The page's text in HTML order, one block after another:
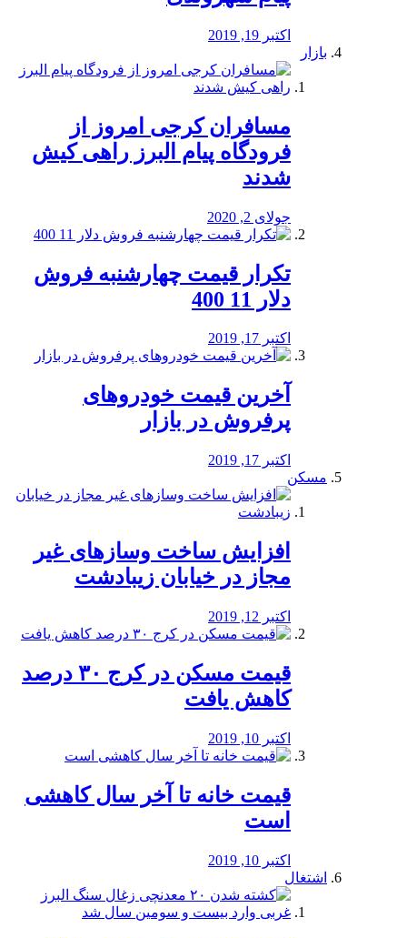
اکتبر 19, 2019
بازار
مسافران کرجی امروز از
فرودگاه پیام البرز راهی کیش
شدند
جولای 2, 2020
تکرار قیمت چهارشنبه فروش
دلار 11 400
اکتبر 17, 2019
آخرین قیمت خودرو‌های
پرفروش در بازار
اکتبر 17, 2019
مسکن
افزایش ساخت وسازهای غیر
مجاز در خیابان زیبادشت
اکتبر 12, 2019
️قیمت مسکن در کرج ۳۰ درصد
کاهش یافت
اکتبر 10, 2019
قیمت خانه تا آخر سال کاهشی
است
اکتبر 10, 2019
اشتغال